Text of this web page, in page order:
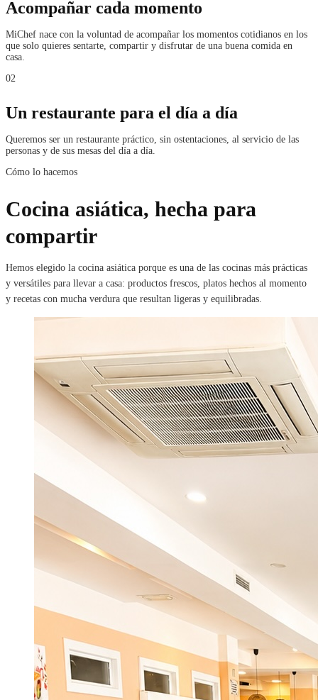
Acompañar cada momento
MiChef nace con la voluntad de acompañar los momentos cotidianos en los
que solo quieres sentarte, compartir y disfrutar de una buena comida en
casa.
02
Un restaurante para el día a día
Queremos ser un restaurante práctico, sin ostentaciones, al servicio de las
personas y de sus mesas del día a día.
Cómo lo hacemos
Cocina asiática, hecha para
compartir
Hemos elegido la cocina asiática porque es una de las cocinas más prácticas
y versátiles para llevar a casa: productos frescos, platos hechos al momento
y recetas con mucha verdura que resultan ligeras y equilibradas.